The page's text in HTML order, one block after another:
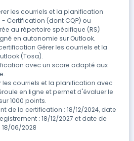
les courriels et la planification
Certification (dont CQP) ou
au répertoire spécifique (RS)
en autonomie sur Outlook.
Gérer les courriels et la
(Tosa).
avec un score adapté aux
les courriels et la planification avec
en ligne et permet d'évaluer le
1000 points.
de la certification : 18/12/2024, date
: 18/12/2027 et date de
06/2028